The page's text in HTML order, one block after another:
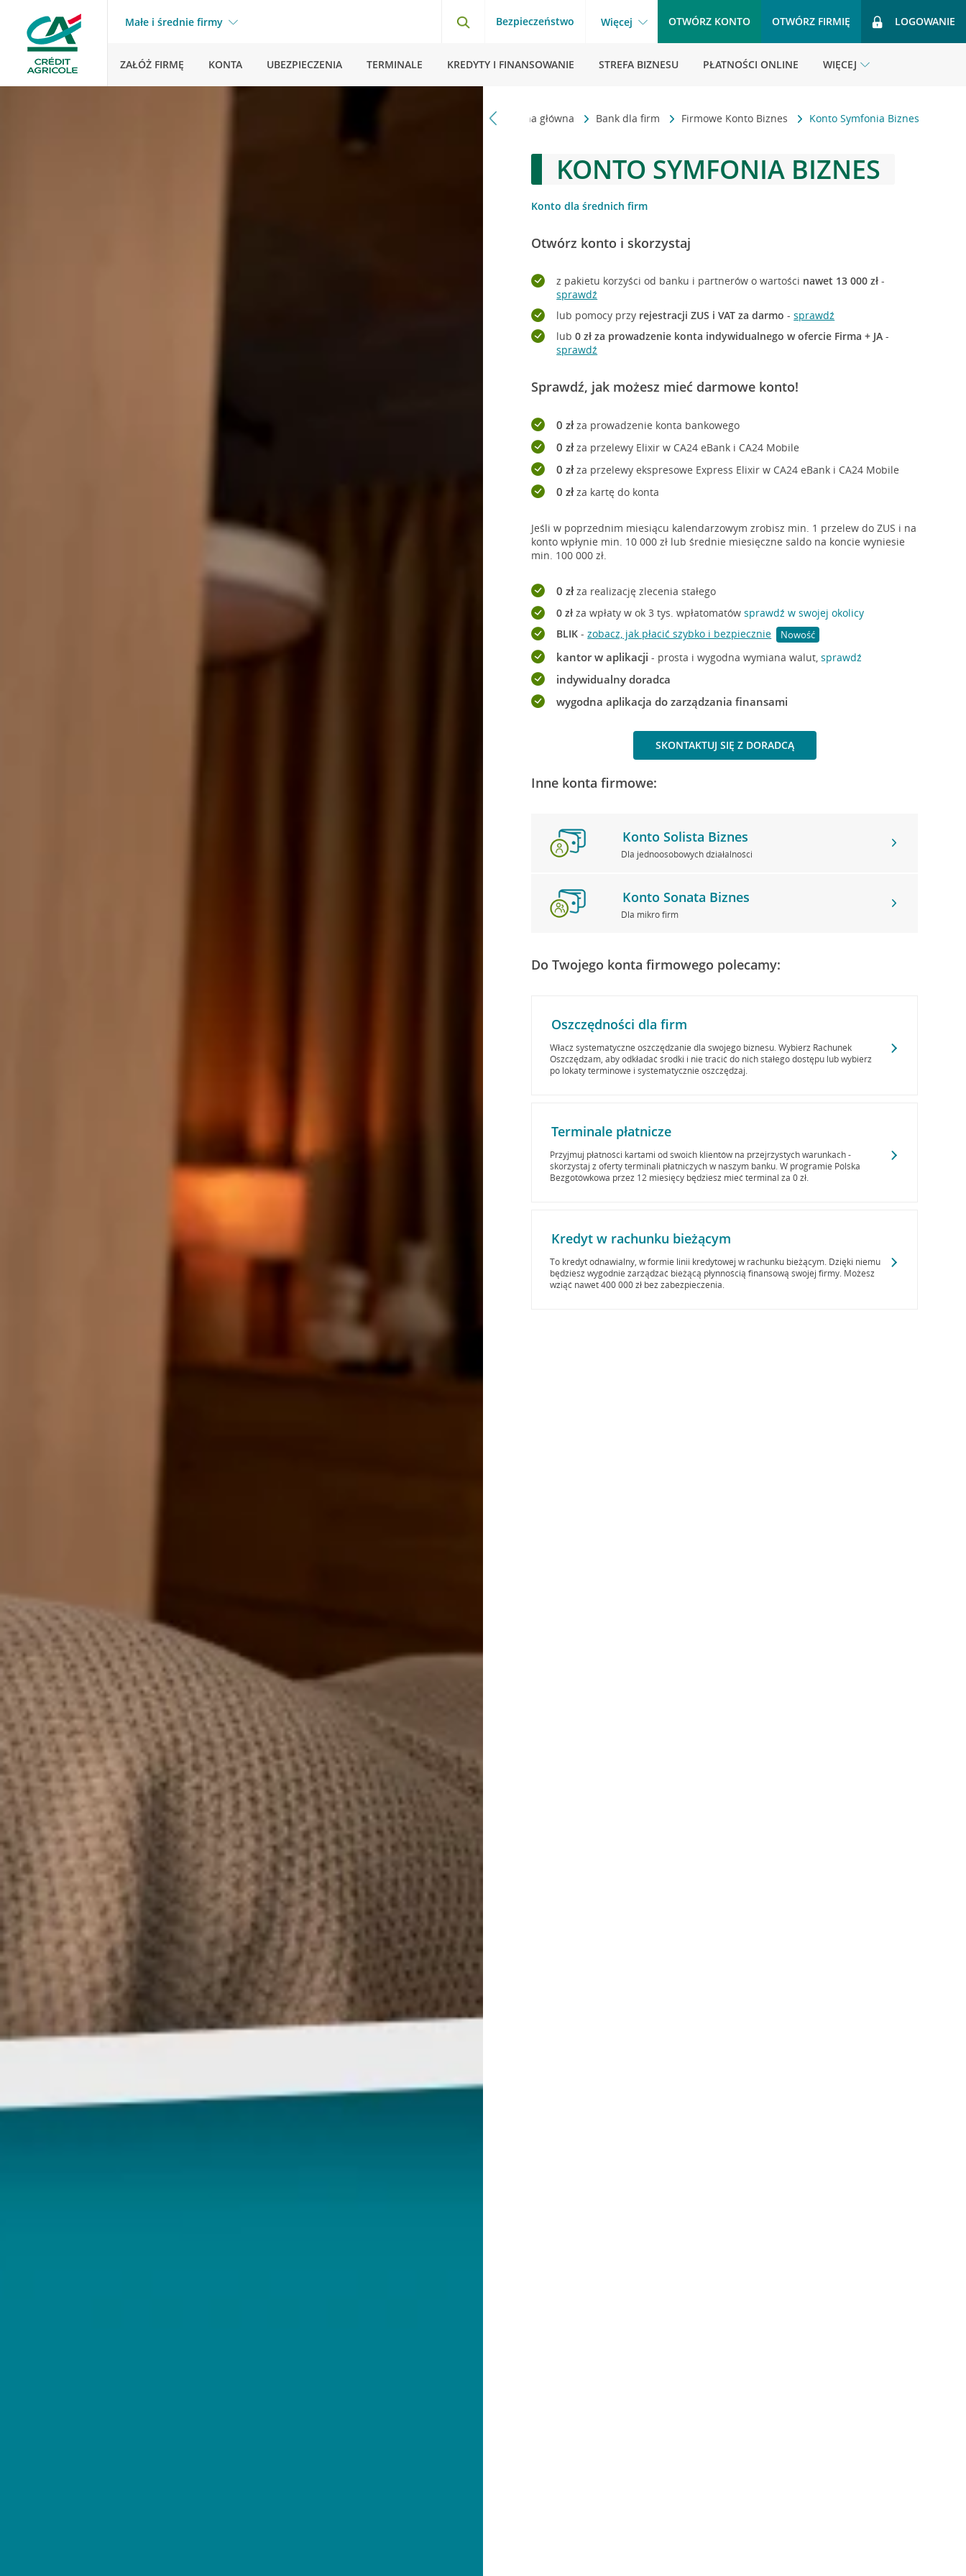
Małe i średnie firmy Bezpieczeństwo Więcej OTWÓRZ KONTO OTWÓRZ FIRMIĘ LOGOWANIE
ZAŁÓŻ FIRMĘ KONTA UBEZPIECZENIA TERMINALE KREDYTY I FINANSOWANIE STREFA BIZNESU PŁATNOŚCI ONLINE WIĘCEJ
Strona główna Bank dla firm Firmowe Konto Biznes Konto Symfonia Biznes
KONTO SYMFONIA BIZNES
Konto dla średnich firm
Otwórz konto i skorzystaj
z pakietu korzyści od banku i partnerów o wartości nawet 13 000 zł -
sprawdź
lub pomocy przy rejestracji ZUS i VAT za darmo -sprawdź
lub0 zł za prowadzenie konta indywidualnego w ofercie Firma + JA -
sprawdź
Sprawdź, jak możesz mieć darmowe konto!
0 złza prowadzenie konta bankowego
0 złza przelewy Elixir w CA24 eBank i CA24 Mobile
0 złza przelewy ekspresowe Express Elixir w CA24 eBank i CA24 Mobile
0 złza kartę do konta
Jeśli w poprzednim miesiącu kalendarzowym zrobisz min. 1 przelew do ZUS i na
konto wpłynie min. 10 000 zł lub średnie miesięczne saldo na koncie wyniesie
min. 100 000 zł.
0 złza realizację zlecenia stałego
0 zł za wpłaty w ok 3 tys. wpłatomatówsprawdź w swojej okolicy
BLIK -zobacz, jak płacić szybko i bezpiecznie Nowość
kantor w aplikacji - prosta i wygodna wymiana walut,sprawdź
indywidualny doradca
wygodna aplikacja do zarządzania finansami
SKONTAKTUJ SIĘ Z DORADCĄ
Inne konta firmowe:
Konto Solista Biznes
Dla jednoosobowych działalności
Konto Sonata Biznes
Dla mikro firm
Do Twojego konta firmowego polecamy:
Oszczędności dla firm
Włacz systematyczne oszczędzanie dla swojego biznesu. Wybierz Rachunek
Oszczędzam, aby odkładać środki i nie tracić do nich stałego dostępu lub wybierz
po lokaty terminowe i systematycznie oszczędzaj.
Terminale płatnicze
Przyjmuj płatności kartami od swoich klientów na przejrzystych warunkach -
skorzystaj z oferty terminali płatniczych w naszym banku. W programie Polska
Bezgotówkowa przez 12 miesięcy będziesz mieć terminal za 0 zł.
Kredyt w rachunku bieżącym
To kredyt odnawialny, w formie linii kredytowej w rachunku bieżącym. Dzięki niemu
będziesz wygodnie zarządzać bieżącą płynnością finansową swojej firmy. Możesz
wziąć nawet 400 000 zł bez zabezpieczenia.